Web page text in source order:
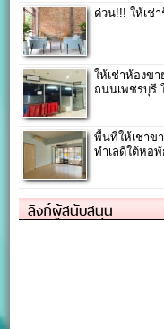
ด่วน!!! ให้เช่
ให้เช่าห้องข
ถนนเพชรบุรี
พื้นที่ให้เช่าข
ทำเลดีใต้หอพั
ลิงก์ผู้สนับสนุน